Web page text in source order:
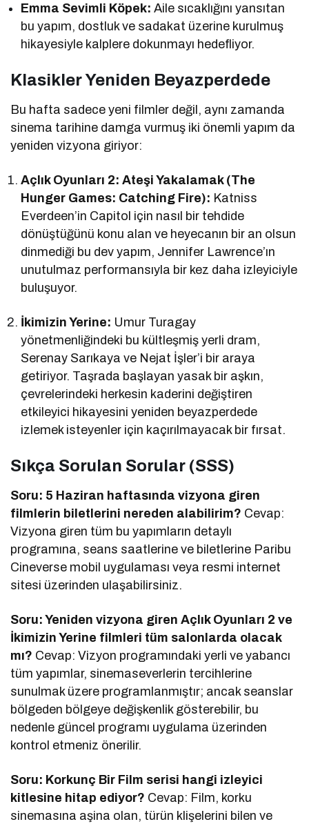
Emma Sevimli Köpek: Aile sıcaklığını yansıtan
bu yapım, dostluk ve sadakat üzerine kurulmuş
hikayesiyle kalplere dokunmayı hedefliyor.
Klasikler Yeniden Beyazperdede
Bu hafta sadece yeni filmler değil, aynı zamanda
sinema tarihine damga vurmuş iki önemli yapım da
yeniden vizyona giriyor:
Açlık Oyunları 2: Ateşi Yakalamak (The
Hunger Games: Catching Fire): Katniss
Everdeen’in Capitol için nasıl bir tehdide
dönüştüğünü konu alan ve heyecanın bir an olsun
dinmediği bu dev yapım, Jennifer Lawrence’ın
unutulmaz performansıyla bir kez daha izleyiciyle
buluşuyor.
İkimizin Yerine: Umur Turagay
yönetmenliğindeki bu kültleşmiş yerli dram,
Serenay Sarıkaya ve Nejat İşler’i bir araya
getiriyor. Taşrada başlayan yasak bir aşkın,
çevrelerindeki herkesin kaderini değiştiren
etkileyici hikayesini yeniden beyazperdede
izlemek isteyenler için kaçırılmayacak bir fırsat.
Sıkça Sorulan Sorular (SSS)
Soru: 5 Haziran haftasında vizyona giren
filmlerin biletlerini nereden alabilirim? Cevap:
Vizyona giren tüm bu yapımların detaylı
programına, seans saatlerine ve biletlerine Paribu
Cineverse mobil uygulaması veya resmi internet
sitesi üzerinden ulaşabilirsiniz.
Soru: Yeniden vizyona giren Açlık Oyunları 2 ve
İkimizin Yerine filmleri tüm salonlarda olacak
mı? Cevap: Vizyon programındaki yerli ve yabancı
tüm yapımlar, sinemaseverlerin tercihlerine
sunulmak üzere programlanmıştır; ancak seanslar
bölgeden bölgeye değişkenlik gösterebilir, bu
nedenle güncel programı uygulama üzerinden
kontrol etmeniz önerilir.
Soru: Korkunç Bir Film serisi hangi izleyici
kitlesine hitap ediyor? Cevap: Film, korku
sinemasına aşina olan, türün klişelerini bilen ve